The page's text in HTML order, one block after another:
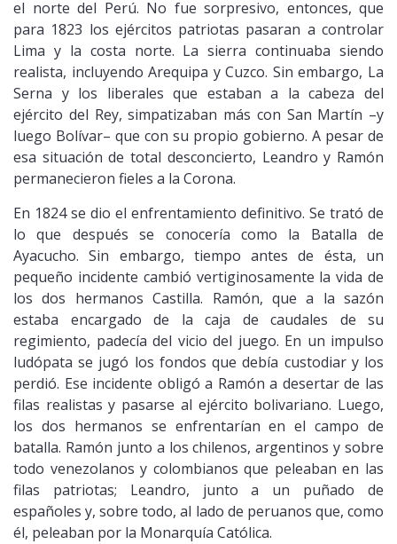
el norte del Perú. No fue sorpresivo, entonces, que
para 1823 los ejércitos patriotas pasaran a controlar
Lima y la costa norte. La sierra continuaba siendo
realista, incluyendo Arequipa y Cuzco. Sin embargo, La
Serna y los liberales que estaban a la cabeza del
ejército del Rey, simpatizaban más con San Martín –y
luego Bolívar– que con su propio gobierno. A pesar de
esa situación de total desconcierto, Leandro y Ramón
permanecieron fieles a la Corona.
En 1824 se dio el enfrentamiento definitivo. Se trató de
lo que después se conocería como la Batalla de
Ayacucho. Sin embargo, tiempo antes de ésta, un
pequeño incidente cambió vertiginosamente la vida de
los dos hermanos Castilla. Ramón, que a la sazón
estaba encargado de la caja de caudales de su
regimiento, padecía del vicio del juego. En un impulso
ludópata se jugó los fondos que debía custodiar y los
perdió. Ese incidente obligó a Ramón a desertar de las
filas realistas y pasarse al ejército bolivariano. Luego,
los dos hermanos se enfrentarían en el campo de
batalla. Ramón junto a los chilenos, argentinos y sobre
todo venezolanos y colombianos que peleaban en las
filas patriotas; Leandro, junto a un puñado de
españoles y, sobre todo, al lado de peruanos que, como
él, peleaban por la Monarquía Católica.